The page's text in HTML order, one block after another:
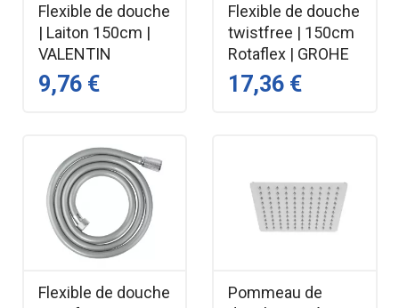
Flexible de douche
| Laiton 150cm |
VALENTIN
9,76 €
Flexible de douche
twistfree | 150cm
Rotaflex | GROHE
17,36 €
Flexible de douche
Pommeau de